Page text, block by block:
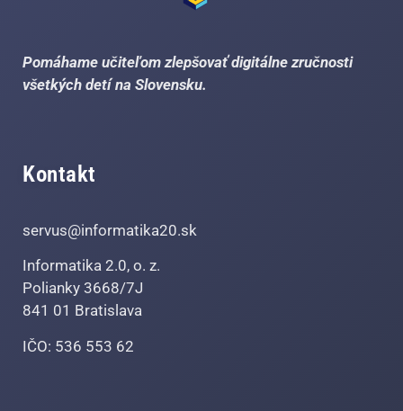
Pomáhame učiteľom zlepšovať digitálne zručnosti
všetkých detí na Slovensku.
Kontakt
servus@informatika20.sk
Informatika 2.0, o. z.
Polianky 3668/7J
841 01 Bratislava
IČO: 536 553 62